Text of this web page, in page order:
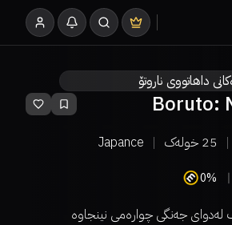
Boruto:
25 خولەک Japance
0%
لەدوای جەنگی چوارەمی نینجاوە